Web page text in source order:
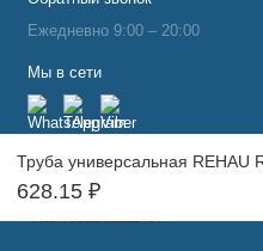
628.15 ₽
Ежедневно 9:00 – 20:00
Мы в сети